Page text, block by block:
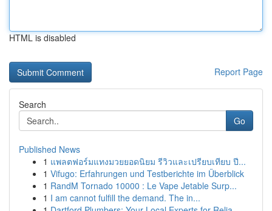
HTML is disabled
Report Page
Search
Go
Published News
1 แพลตฟอร์มแทงมวยยอดนิยม รีวิวและเปรียบเทียบ ปี...
1 Vifugo: Erfahrungen und Testberichte im Überblick
1 RandM Tornado 10000 : Le Vape Jetable Surp...
1 I am cannot fulfill the demand. The in...